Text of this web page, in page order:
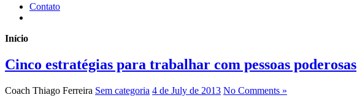
Contato
Início
Cinco estratégias para trabalhar com pessoas poderosas
Coach Thiago Ferreira Sem categoria 4 de July de 2013 No Comments »